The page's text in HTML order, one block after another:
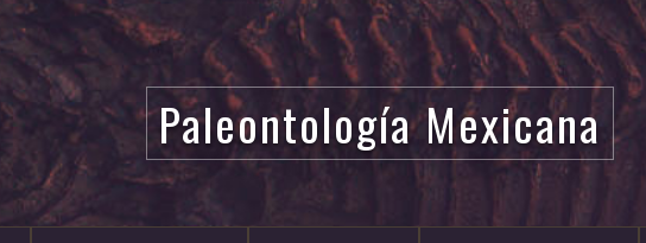
Paleontología Mexicana